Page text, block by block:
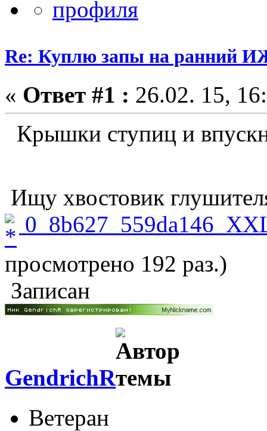
Re: Куплю запы на ранний
« Ответ #1 : 26.02. 15,
Крышки ступиц и
Ищу хвостовик
просмотрено 192 раз.)
Записан
GendrichR
Ветеран